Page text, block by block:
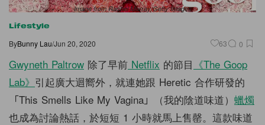
Image from Rachel Murray/Getty Images
Lifestyle
ByBunny Lau/Jun 20, 2020 63 0
Gwyneth Paltrow 除了早前 Netflix 的節目 《The Goop
Lab》 引起廣大迴嚮外，就連她跟 Heretic 合作研發的
「This Smells Like My Vagina」（我的陰道味道） 蠟燭
也成為討論熱話，於短短 1 小時就馬上售罄。這款味道